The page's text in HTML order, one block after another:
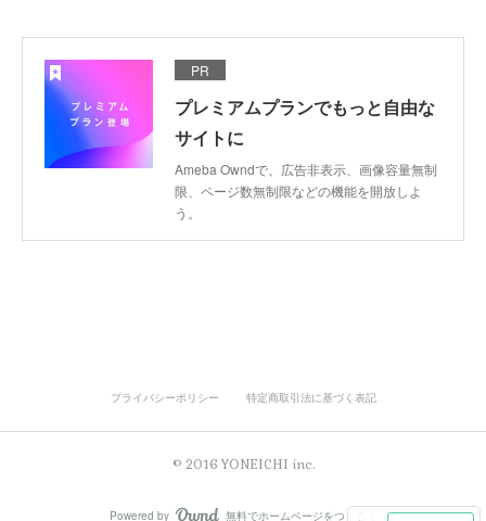
PR
プレミアムプランでもっと自由な
サイトに
Ameba Owndで、広告非表示、画像容量無制
限、ページ数無制限などの機能を開放しよ
う。
プライバシーポリシー 特定商取引法に基づく表記
© 2016 YONEICHI inc.
Powered by 無料でホームページをつくろう